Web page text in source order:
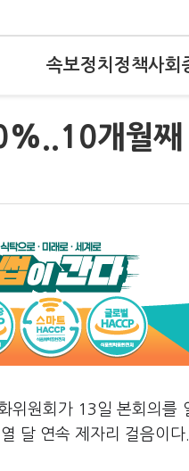
속보정치 정책사회
개월째
위원회가 13일 본회의
달 연속 제자리 걸음이다.